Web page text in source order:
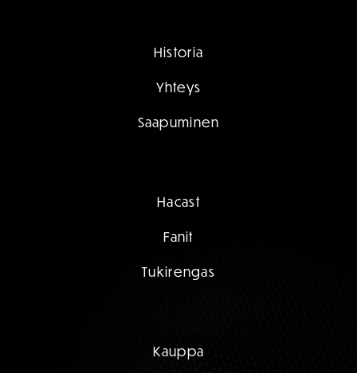
Historia
Yhteys
Saapuminen
Hacast
Fanit
Tukirengas
Kauppa